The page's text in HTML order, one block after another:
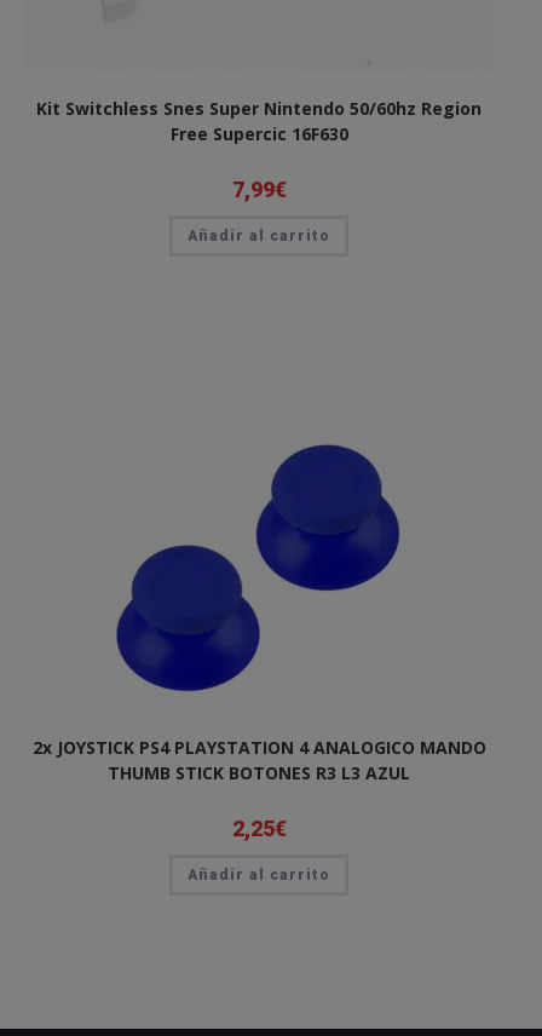
Kit Switchless Snes Super Nintendo 50/60hz Region
Free Supercic 16F630
7,99€
Añadir al carrito
2x JOYSTICK PS4 PLAYSTATION 4 ANALOGICO MANDO
THUMB STICK BOTONES R3 L3 AZUL
2,25€
Añadir al carrito